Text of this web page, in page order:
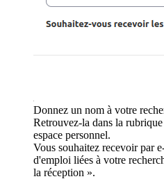
Donnez un nom à votre
Retrouvez-la dans la
espace personnel.
Vous souhaitez recevoir par
d'emploi liées à votre
la réception ».